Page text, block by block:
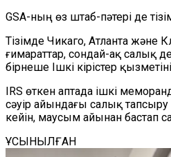
GSA-ның өз штаб-пәтері де
Тізімде Чикаго, Атланта және
ғимараттар, сондай-ақ салық
бірнеше Ішкі кірістер
IRS өткен аптада ішкі
сәуір айындағы салық
кейін, маусым айынан бастап
ҰСЫНЫЛҒАН